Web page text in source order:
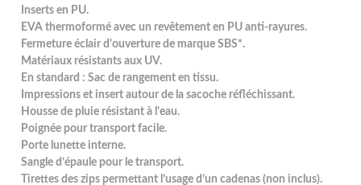
Inserts en PU.
EVA thermoformé avec un revêtement en PU anti-rayures.
Fermeture éclair d'ouverture de marque SBS*.
Matériaux résistants aux UV.
En standard : Sac de rangement en tissu.
Impressions et insert autour de la sacoche réfléchissant.
Housse de pluie résistant à l'eau.
Poignée pour transport facile.
Porte lunette interne.
Sangle d’épaule pour le transport.
Tirettes des zips permettant l’usage d’un cadenas (non inclus).